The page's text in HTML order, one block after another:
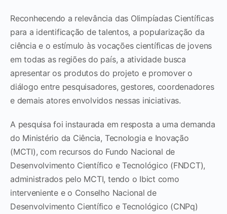
Reconhecendo a relevância das Olimpíadas Científicas
para a identificação de talentos, a popularização da
ciência e o estímulo às vocações científicas de jovens
em todas as regiões do país, a atividade busca
apresentar os produtos do projeto e promover o
diálogo entre pesquisadores, gestores, coordenadores
e demais atores envolvidos nessas iniciativas.
A pesquisa foi instaurada em resposta a uma demanda
do Ministério da Ciência, Tecnologia e Inovação
(MCTI), com recursos do Fundo Nacional de
Desenvolvimento Científico e Tecnológico (FNDCT),
administrados pelo MCTI, tendo o Ibict como
interveniente e o Conselho Nacional de
Desenvolvimento Científico e Tecnológico (CNPq)